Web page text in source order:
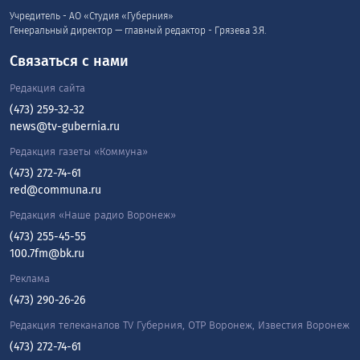
Учредитель - АО «Студия «Губерния»
Генеральный директор — главный редактор - Грязева З.Я.
Связаться с нами
Редакция сайта
(473) 259-32-32
news@tv-gubernia.ru
Редакция газеты «Коммуна»
(473) 272-74-61
red@communa.ru
Редакция «Наше радио Воронеж»
(473) 255-45-55
100.7fm@bk.ru
Реклама
(473) 290-26-26
Редакция телеканалов TV Губерния, ОТР Воронеж, Известия Воронеж
(473) 272-74-61